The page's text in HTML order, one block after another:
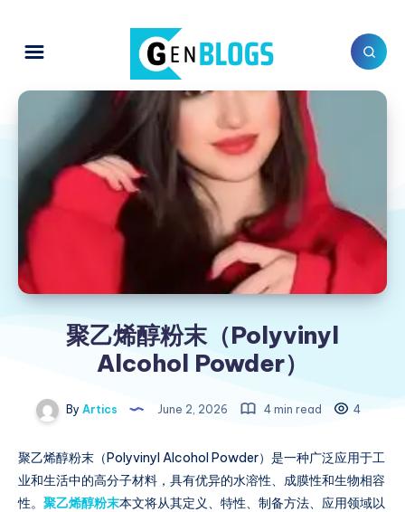
聚乙烯醇粉末（Polyvinyl
Alcohol Powder）
By Artics June 2, 2026 4 min read 4
聚乙烯醇粉末（Polyvinyl Alcohol Powder）是一种广泛应用于工
业和生活中的高分子材料，具有优异的水溶性、成膜性和生物相容
性。 聚乙烯醇粉末本文将从其定义、特性、制备方法、应用领域以